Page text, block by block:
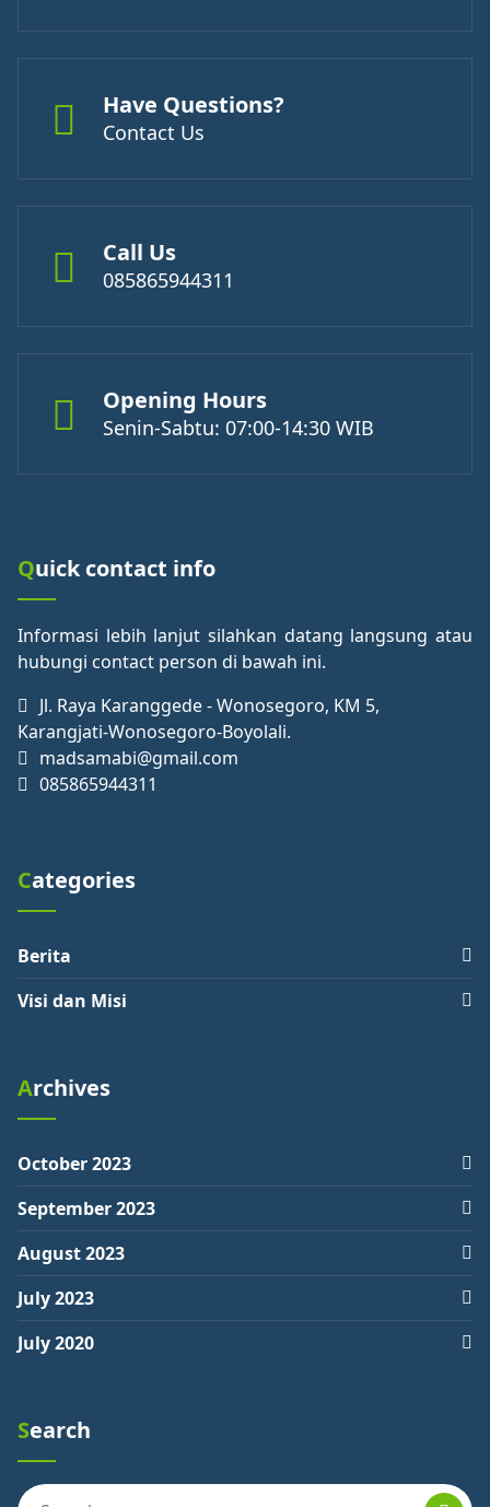
Have Questions?
Contact Us
Call Us
085865944311
Opening Hours
Senin-Sabtu: 07:00-14:30 WIB
Quick contact info
Informasi lebih lanjut silahkan datang langsung atau
hubungi contact person di bawah ini.
Jl. Raya Karanggede - Wonosegoro, KM 5,
Karangjati-Wonosegoro-Boyolali.
madsamabi@gmail.com
085865944311
Categories
Berita
Visi dan Misi
Archives
October 2023
September 2023
August 2023
July 2023
July 2020
Search
Search